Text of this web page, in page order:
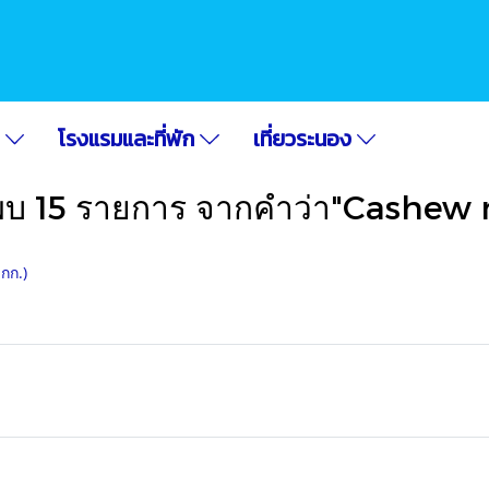
โรงแรมและที่พัก เที่ยวระนอง
15 รายการ จากคำว่า"Cashew
ก.)